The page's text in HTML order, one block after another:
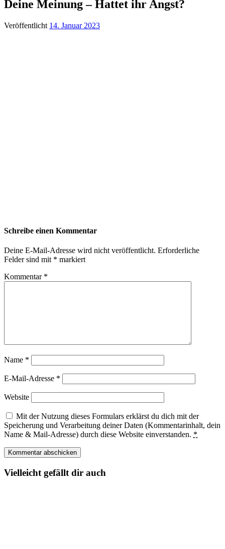
Deine Meinung – Hattet ihr Angst?
Veröffentlicht 14. Januar 2023
Schreibe einen Kommentar
Deine E-Mail-Adresse wird nicht veröffentlicht. Erforderliche
Felder sind mit * markiert
Kommentar *
Name *
E-Mail-Adresse *
Website
Mit der Nutzung dieses Formulars erklärst du dich mit der
Speicherung und Verarbeitung deiner Daten (Kommentarinhalt, dein
Name & Mail-Adresse) durch diese Website einverstanden. *
Vielleicht gefällt dir auch